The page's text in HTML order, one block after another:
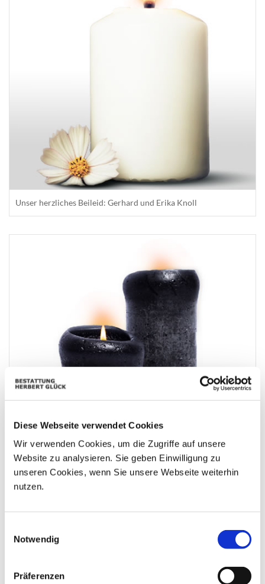
Diese Webseite verwendet Cookies
Wir verwenden Cookies, um die Zugriffe auf unsere
Website zu analysieren. Sie geben Einwilligung zu
unseren Cookies, wenn Sie unsere Webseite weiterhin
nutzen.
Notwendig
Präferenzen
Unser herzliches Beileid: Gerhard und Erika Knoll